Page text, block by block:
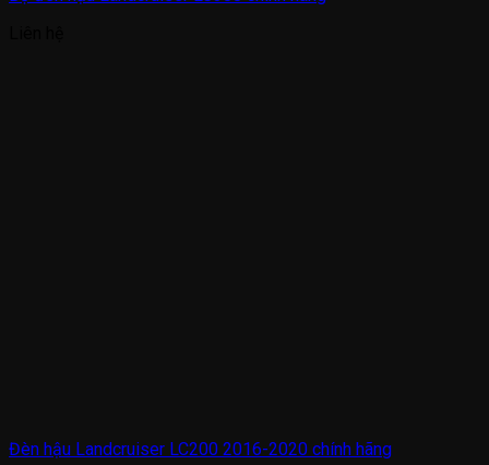
Đèn hậu Landcruiser LC200 2016-2020 chính hãng